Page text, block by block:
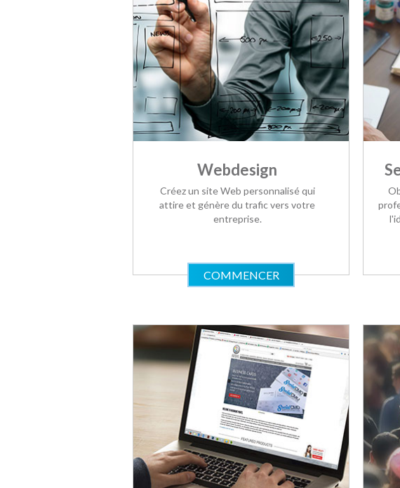
Webdesign
Créez un site Web personnalisé qui
attire et génère du trafic vers votre
entreprise.
COMMENCER